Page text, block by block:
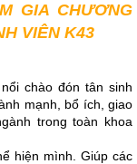
GIA CHƯƠNG
VIÊN K43
chào đón tân sinh
mạnh, bổ ích, giao
trong toàn khoa
hiện mình. Giúp các